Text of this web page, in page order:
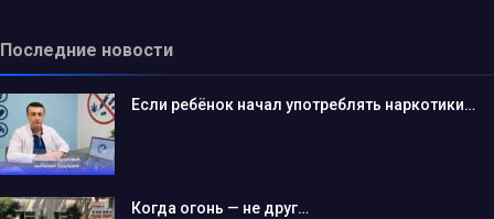
Последние новости
Если ребёнок начал употреблять наркотики…
Когда огонь — не друг…